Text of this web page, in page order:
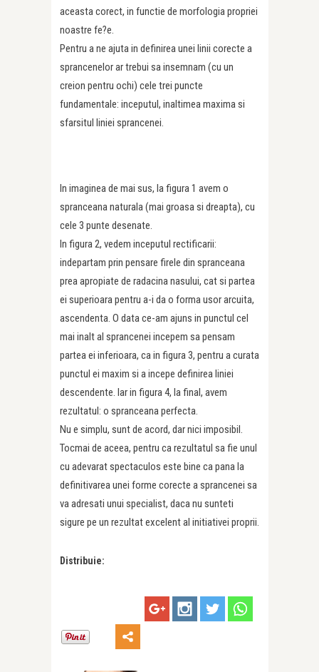
aceasta corect, in functie de morfologia propriei
noastre fe?e.
Pentru a ne ajuta in definirea unei linii corecte a
sprancenelor ar trebui sa insemnam (cu un
creion pentru ochi) cele trei puncte
fundamentale: inceputul, inaltimea maxima si
sfarsitul liniei sprancenei.
In imaginea de mai sus, la figura 1 avem o
spranceana naturala (mai groasa si dreapta), cu
cele 3 punte desenate.
In figura 2, vedem inceputul rectificarii:
indepartam prin pensare firele din spranceana
prea apropiate de radacina nasului, cat si partea
ei superioara pentru a-i da o forma usor arcuita,
ascendenta. O data ce-am ajuns in punctul cel
mai inalt al sprancenei incepem sa pensam
partea ei inferioara, ca in figura 3, pentru a curata
punctul ei maxim si a incepe definirea liniei
descendente. Iar in figura 4, la final, avem
rezultatul: o spranceana perfecta.
Nu e simplu, sunt de acord, dar nici imposibil.
Tocmai de aceea, pentru ca rezultatul sa fie unul
cu adevarat spectaculos este bine ca pana la
definitivarea unei forme corecte a sprancenei sa
va adresati unui specialist, daca nu sunteti
sigure pe un rezultat excelent al initiativei proprii.
Distribuie: